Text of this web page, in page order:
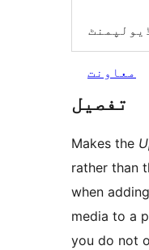
معاونت
تفصیل
Makes the
rather than
when
media to a
you do not